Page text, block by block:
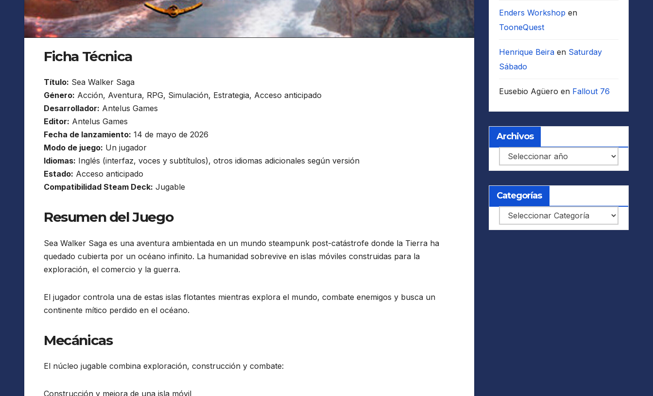
Ficha Técnica
Título: Sea Walker Saga
Género: Acción, Aventura, RPG, Simulación, Estrategia, Acceso anticipado
Desarrollador: Antelus Games
Editor: Antelus Games
Fecha de lanzamiento: 14 de mayo de 2026
Modo de juego: Un jugador
Idiomas: Inglés (interfaz, voces y subtítulos), otros idiomas adicionales según versión
Estado: Acceso anticipado
Compatibilidad Steam Deck: Jugable
Resumen del Juego
Sea Walker Saga es una aventura ambientada en un mundo steampunk post-catástrofe donde la Tierra ha
quedado cubierta por un océano infinito. La humanidad sobrevive en islas móviles construidas para la
exploración, el comercio y la guerra.
El jugador controla una de estas islas flotantes mientras explora el mundo, combate enemigos y busca un
continente mítico perdido en el océano.
Mecánicas
El núcleo jugable combina exploración, construcción y combate:
Construcción y mejora de una isla móvil
Enders Workshop en
TooneQuest
Henrique Beiraen Saturday
Sábado
Eusebio Agüero en Fallout 76
Archivos
Archivos
Categorías
Categorías